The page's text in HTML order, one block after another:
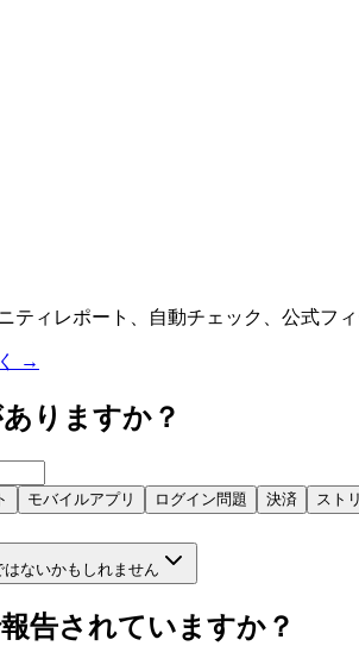
ティレポート、自動チェック、公式フ
→
りますか？
モバイルアプリ ログイン問題 決済 スト
ないかもしれません
告されていますか？